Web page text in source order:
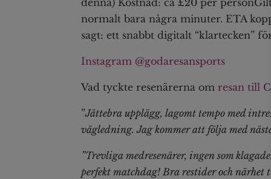
denna) Kostnad: ca £20 per
normalt bara några minuter. ETA
sagt: ett snabbt digitalt “klartecken”
Instagram @godaresansports
Vad tyckte resenärerna om resan till
”Jättebra upplägg, lagomt tempo med
vägledning. Jag kommer att följa med
”Trevliga medresenärer, ingen som
perfekt matchdag! Bra restider och